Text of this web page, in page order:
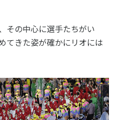
その中心に選手たちがい
てきた姿が確かにリオには